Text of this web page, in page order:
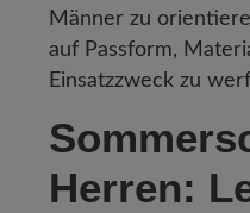
Männer zu
auf Passform,
Einsatzzweck zu
Herren: